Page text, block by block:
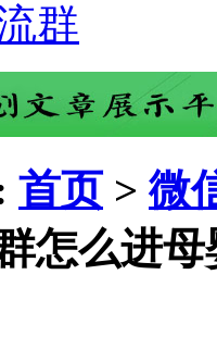
群
首页 >微
怎么进